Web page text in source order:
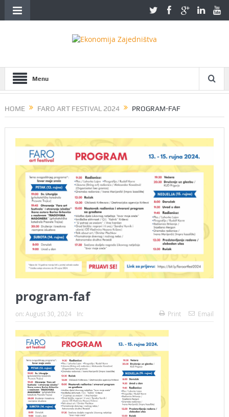
Menu
HOME FARO ART FESTIVAL 2024 PROGRAM-FAF
program-faf
on: August 30, 2024 In: Print Email